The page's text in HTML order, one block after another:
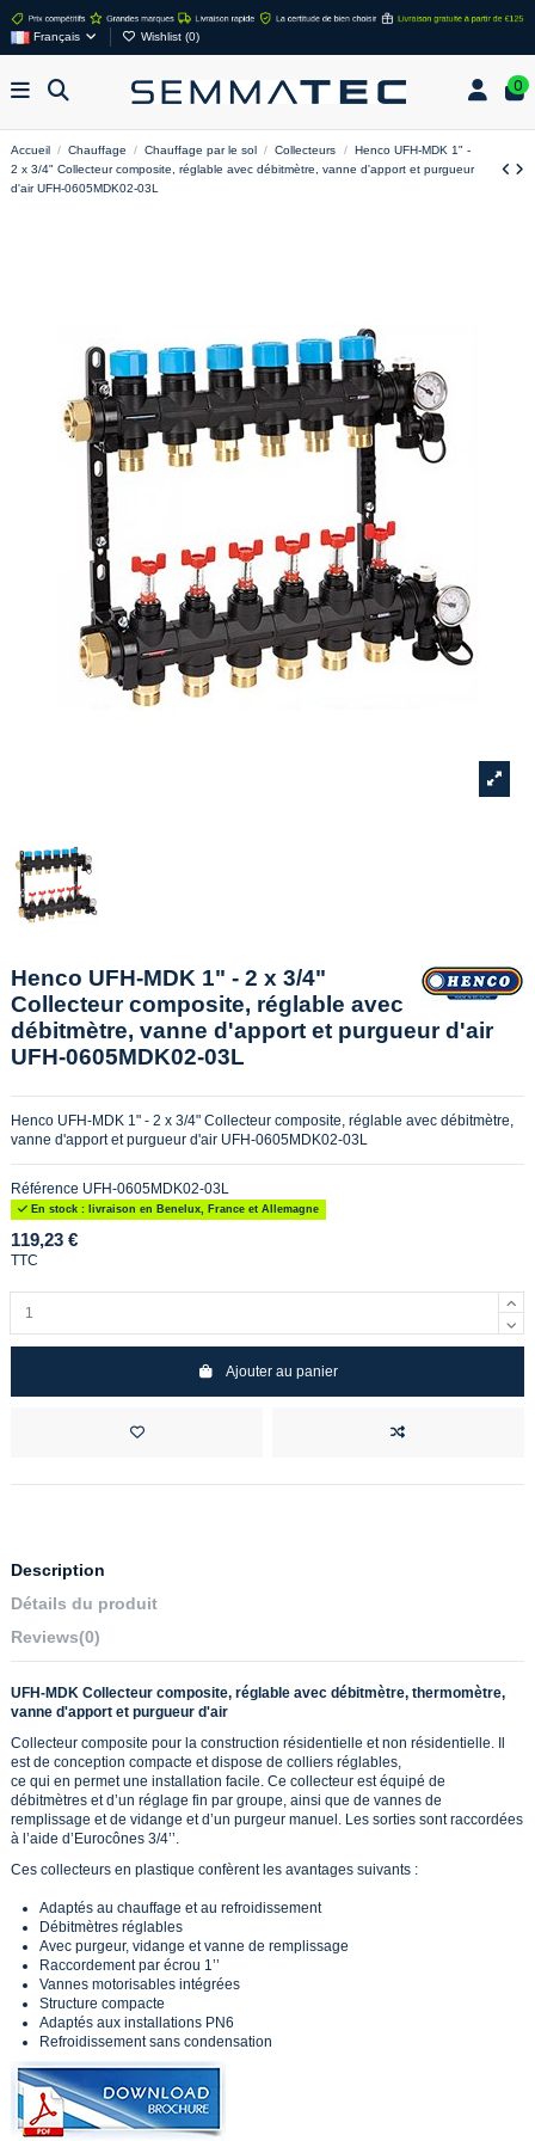
Français Wishlist (0)
0
Accueil Chauffage Chauffage par le sol Collecteurs
Henco UFH-MDK 1" -
2 x 3/4" Collecteur composite, réglable avec débitmètre, vanne d'apport et purgueur
d'air UFH-0605MDK02-03L
Henco UFH-MDK 1" - 2 x 3/4"
Collecteur composite, réglable avec
débitmètre, vanne d'apport et purgueur d'air
UFH-0605MDK02-03L
Henco UFH-MDK 1" - 2 x 3/4" Collecteur composite, réglable avec débitmètre,
vanne d'apport et purgueur d'air UFH-0605MDK02-03L
Référence UFH-0605MDK02-03L
En stock : livraison en Benelux, France et Allemagne
119,23 €
TTC
Ajouter au panier
Description
Détails du produit
Reviews(0)
UFH-MDK Collecteur composite, réglable avec débitmètre, thermomètre,
vanne d'apport et purgueur d'air
Collecteur composite pour la construction résidentielle et non résidentielle. Il
est de conception compacte et dispose de colliers réglables,
ce qui en permet une installation facile. Ce collecteur est équipé de
débitmètres et d’un réglage fin par groupe, ainsi que de vannes de
remplissage et de vidange et d’un purgeur manuel. Les sorties sont raccordées
à l’aide d’Eurocônes 3/4’’.
Ces collecteurs en plastique confèrent les avantages suivants :
Adaptés au chauffage et au refroidissement
Débitmètres réglables
Avec purgeur, vidange et vanne de remplissage
Raccordement par écrou 1’’
Vannes motorisables intégrées
Structure compacte
Adaptés aux installations PN6
Refroidissement sans condensation